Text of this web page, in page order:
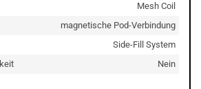
Mesh Coil
magnetische Pod-Verbindung
Side-Fill System
Nein